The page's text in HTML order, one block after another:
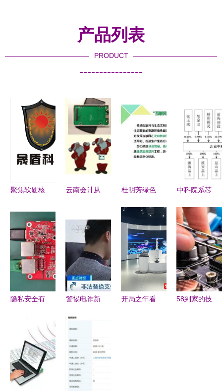
产品列表
PRODUCT
----------------
聚焦软硬核
能未来——
一家高科技
企业的技术
与价值纵深
云南会计从
专题 初级
会计电算化
第一章第二
节之“计算
机硬件四
——从事计
知识”
杜明芳绿色
及运营模式
研究与实践
——以计算
机软硬件赋
能为例
中科院系芯
科创板 自
研DSP核赋
能天通一号
卫星，掌握
计算机软硬
件核心技术
隐私安全有
大推出基于
Nuvoton产
品的IP
Cam网络摄
像头方案
警惕电诈新
植入、页面
替换与冒充
客服防不胜
防
开局之年看
58到家的技